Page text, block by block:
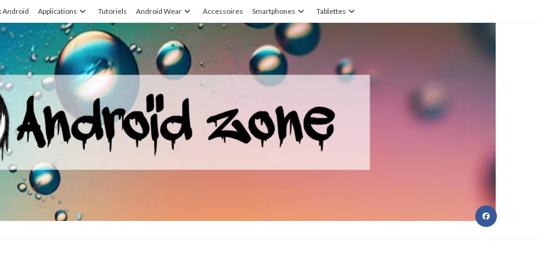
Android Applications Tutoriels Android Wear Accessoires Smartphones Tablettes